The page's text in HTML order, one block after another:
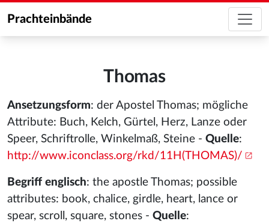
Prachteinbände
Thomas
Ansetzungsform: der Apostel Thomas; mögliche
Attribute: Buch, Kelch, Gürtel, Herz, Lanze oder
Speer, Schriftrolle, Winkelmaß, Steine - Quelle:
http://www.iconclass.org/rkd/11H(THOMAS)/
Begriff englisch: the apostle Thomas; possible
attributes: book, chalice, girdle, heart, lance or
spear, scroll, square, stones - Quelle: